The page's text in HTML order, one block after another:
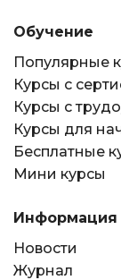
Обучение
Популярные
Курсы с
Курсы с
Курсы для
Бесплатные
Мини курсы
Информация
Новости
Журнал